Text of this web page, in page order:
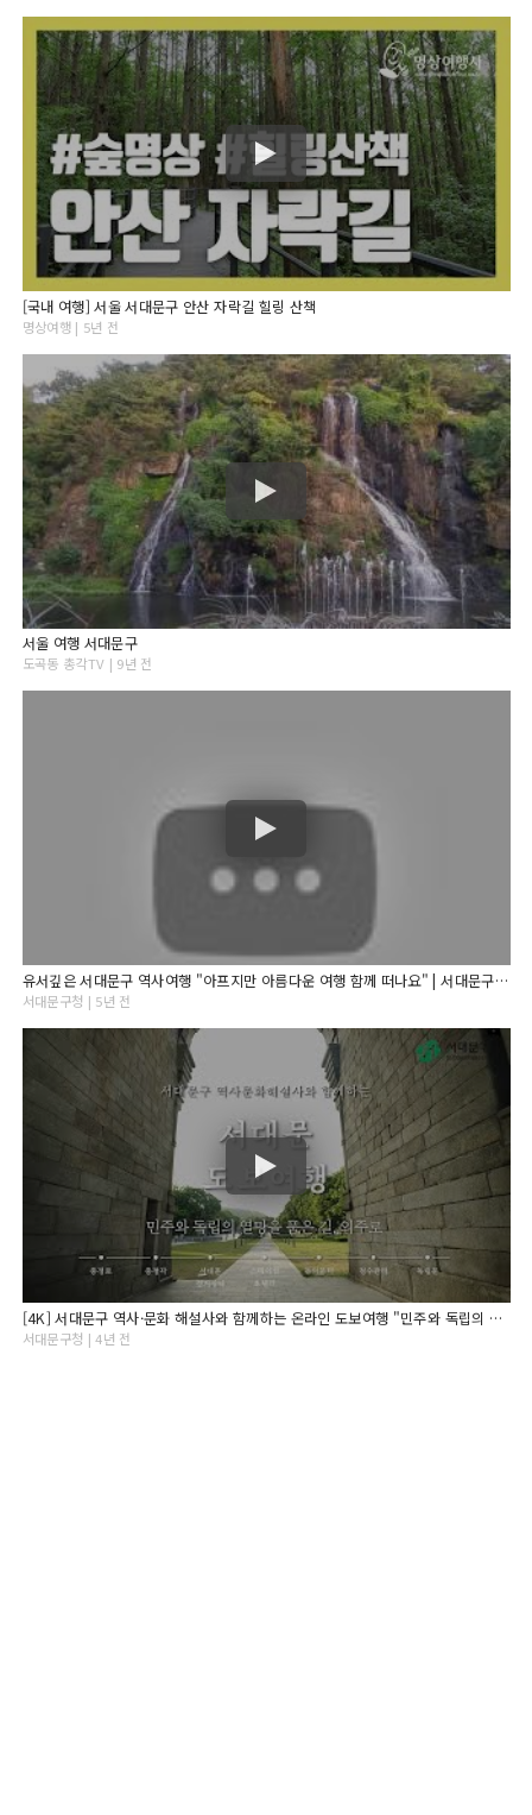
[국내 여행] 서울 서대문구 안산 자락길 힐링 산책
명상여행 | 5년 전
서울 여행 서대문구
도곡동 총각TV | 9년 전
유서깊은 서대문구 역사여행 "아프지만 아름다운 여행 함께 떠나요" | 서대문구의 과거와 현재 그리고 미래
서대문구청 | 5년 전
[4K] 서대문구 역사·문화 해설사와 함께하는 온라인 도보여행 "민주와 독립의 열망을 품은 길, 의주로
서대문구청 | 4년 전